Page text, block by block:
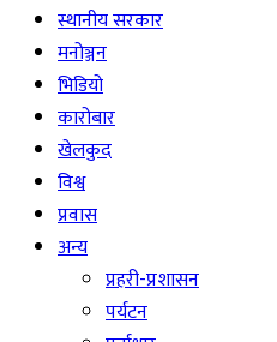
स्थानीय सरकार
मनोञ्जन
भिडियो
कारोबार
खेलकुद
विश्व
प्रवास
अन्य
प्रहरी-प्रशासन
पर्यटन